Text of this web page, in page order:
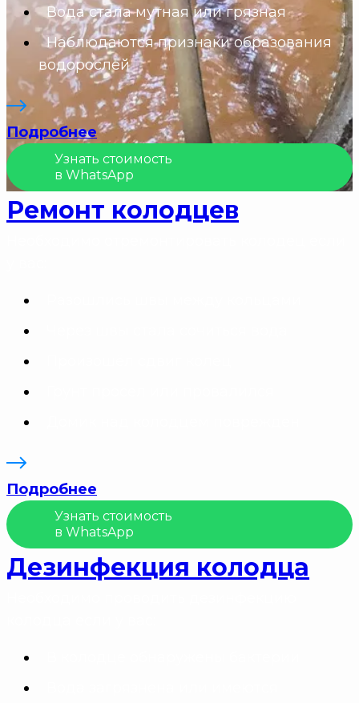
Вода стала мутная или грязная
Наблюдаются признаки образования
водорослей
Подробнее
Узнать стоимость
в WhatsApp
Ремонт колодцев
Подробнее
Узнать стоимость
в WhatsApp
Дезинфекция колодца